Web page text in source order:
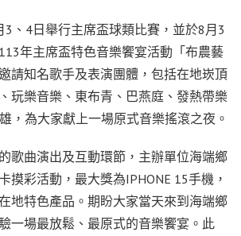
3、4日舉行主席盃球類比賽，並於8月3
年主席盃特色音樂饗宴活動「布農藝
請知名歌手及表演團體，包括在地崁頂
玩樂音樂、東布青、巴燕庭、發熱帶樂
，為大家獻上一場原式音樂搖滾之夜。
歌曲演出及互動環節，主辦單位海端鄉
摸彩活動，最大獎為IPHONE 15手機，
地特色產品。期盼大家當天來到海端鄉
一場最放鬆、最原式的音樂饗宴。此